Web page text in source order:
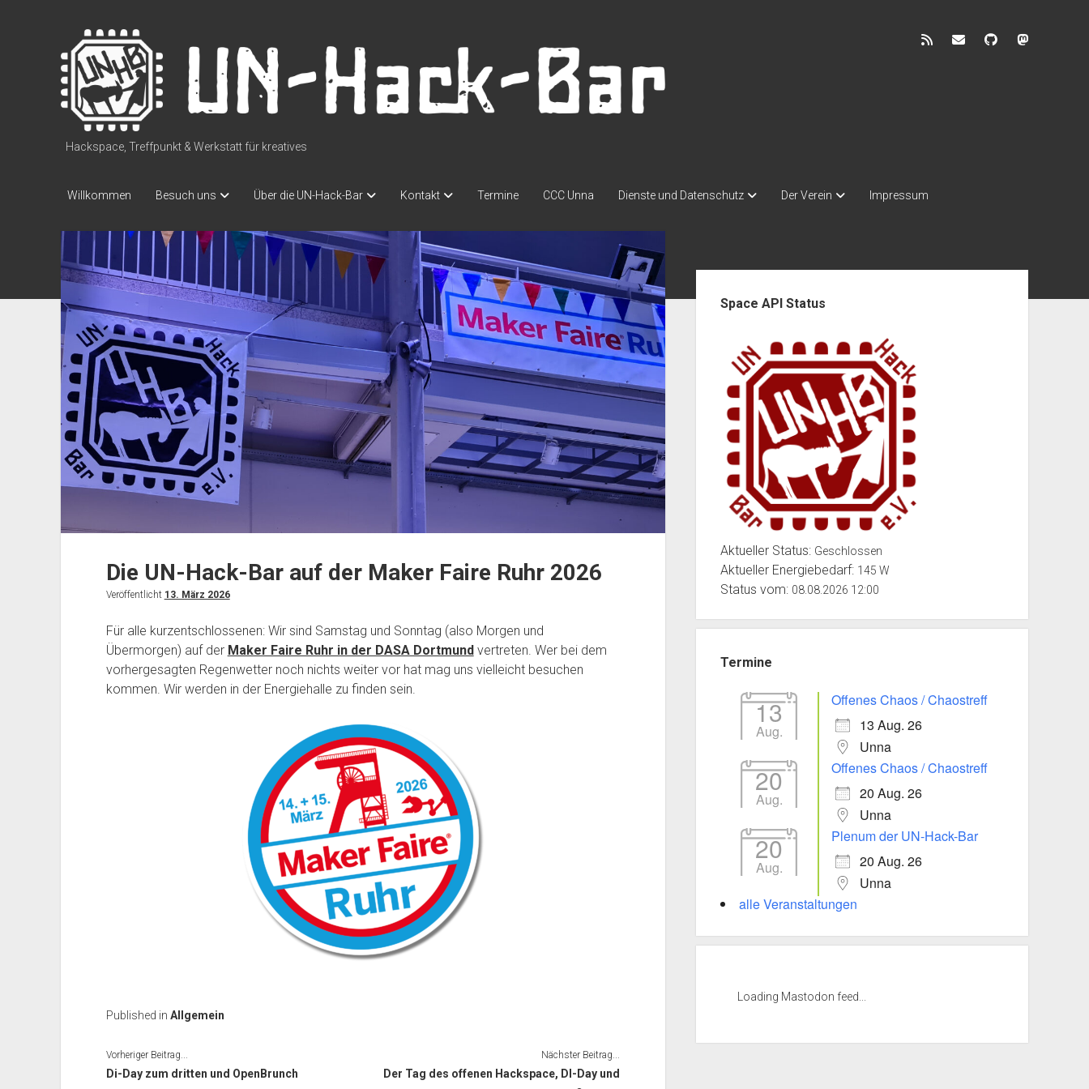
UN-
Hack-
Bar
Hackspace, Treffpunkt & Werkstatt für kreatives
discuss@lists.unhb.de
githubmastodon
Willkommen Besuch uns Über die UN-Hack-Bar Kontakt Termine CCC Unna Dienste und Datenschutz Der Verein Impressum
Die UN-Hack-Bar auf der Maker Faire Ruhr 2026
Veröffentlicht 13. März 2026
Für alle kurzentschlossenen: Wir sind Samstag und Sonntag (also Morgen und
Übermorgen) auf der Maker Faire Ruhr in der DASA Dortmund vertreten. Wer bei dem
vorhergesagten Regenwetter noch nichts weiter vor hat mag uns vielleicht besuchen
kommen. Wir werden in der Energiehalle zu finden sein.
Published in Allgemein
Vorheriger Beitrag...
Di-Day zum dritten und OpenBrunch
Nächster Beitrag...
Der Tag des offenen Hackspace, DI-Day und
Space API Status
Aktueller Status: Geschlossen
Aktueller Energiebedarf: 145 W
Status vom: 08.08.2026 12:00
Termine
13
Aug.
Offenes Chaos / Chaostreff
13 Aug. 26
Unna
20
Aug.
Offenes Chaos / Chaostreff
20 Aug. 26
Unna
20
Aug.
Plenum der UN-Hack-Bar
20 Aug. 26
Unna
alle Veranstaltungen
Loading Mastodon feed...